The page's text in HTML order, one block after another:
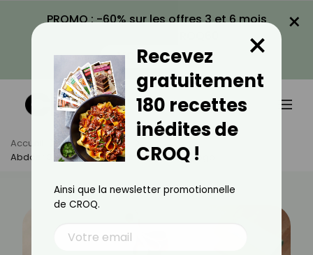
PROMO : -60% sur les offres 3 et 6 mois
VOIR LA PROMO
×
Accueil Actus
Sport
Abdos : 3 Exercices Avec Une Brique De Yoga
Recevez
gratuitement
180 recettes
inédites de
CROQ !
×
Ainsi que la newsletter promotionnelle
de CROQ.